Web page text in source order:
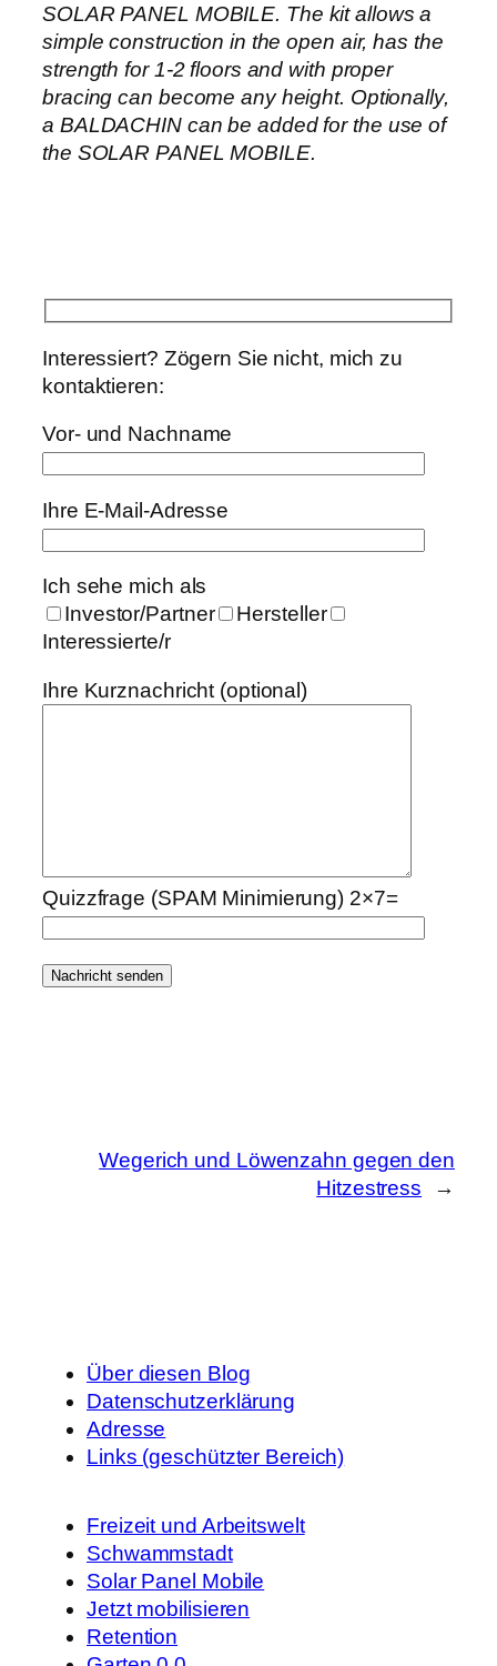
SOLAR PANEL MOBILE. The kit allows a
simple construction in the open air, has the
strength for 1-2 floors and with proper
bracing can become any height. Optionally,
a BALDACHIN can be added for the use of
the SOLAR PANEL MOBILE.
Interessiert? Zögern Sie nicht, mich zu
kontaktieren:
Vor- und Nachname
Ihre E-Mail-Adresse
Ich sehe mich als
Investor/Partner
Hersteller
Interessierte/r
Ihre Kurznachricht (optional)
Quizzfrage (SPAM Minimierung) 2×7=
Wegerich und Löwenzahn gegen den
Hitzestress
→
Über diesen Blog
Datenschutzerklärung
Adresse
Links (geschützter Bereich)
Freizeit und Arbeitswelt
Schwammstadt
Solar Panel Mobile
Jetzt mobilisieren
Retention